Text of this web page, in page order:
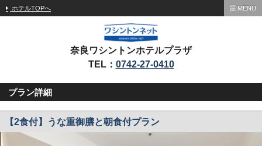
ホテルTOPへ MENU
奈良ワシントンホテルプラザ
TEL： 0742-27-0410
プラン詳細
【2食付】うな重御膳と朝食付プラン